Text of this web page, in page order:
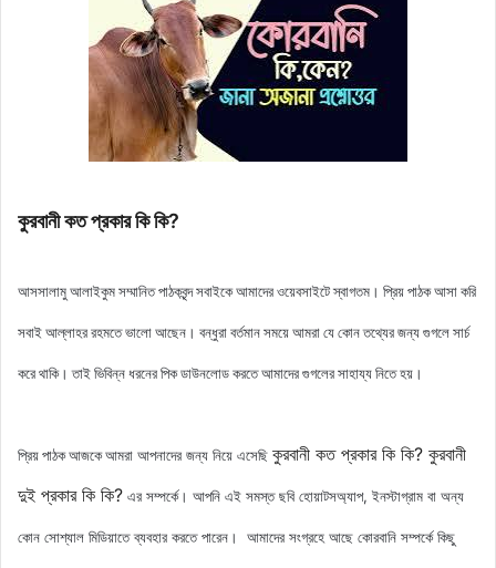
কুরবানী কত প্রকার কি কি?
আসসালামু আলাইকুম সম্মানিত পাঠকবৃন্দ সবাইকে আমাদের ওয়েবসাইটে স্বাগতম। প্রিয় পাঠক আসা করি
সবাই আল্লাহর রহমতে ভালো আছেন। বন্ধুরা বর্তমান সময়ে আমরা যে কোন তথ্যের জন্য গুগলে সার্চ
করে থাকি। তাই ভিবিন্ন ধরনের পিক ডাউনলোড করতে আমাদের গুগলের সাহায্য নিতে হয়।
প্রিয় পাঠক আজকেআমরা আপনাদের জন্য নিয়ে এসেছি কুরবানী কত প্রকার কি কি? কুরবানী
দুই প্রকার কি কি? এর সম্পর্কে। আপনি এই সমস্ত ছবি হোয়াটসঅ্যাপ, ইনস্টাগ্রাম বা অন্য
কোন সোশ্যাল মিডিয়াতে ব্যবহার করতে পারেন। আমাদের সংগ্রহে আছে কোরবানি সম্পর্কে কিছু